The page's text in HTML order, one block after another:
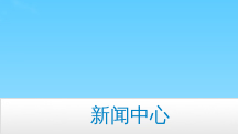
新闻中心